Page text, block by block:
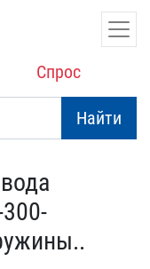
Спрос
Найти